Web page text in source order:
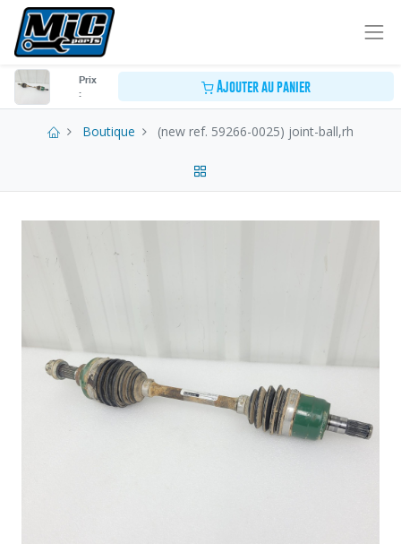
Prix
:
Ajouter au panier
Boutique (new ref. 59266-0025) joint-ball,rh